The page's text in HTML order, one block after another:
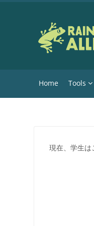
Home Tools
現在、学生は